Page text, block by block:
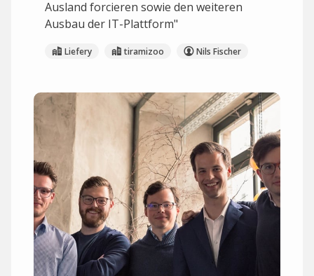
Ausland forcieren sowie den weiteren
Ausbau der IT-Plattform"
Liefery tiramizoo Nils Fischer